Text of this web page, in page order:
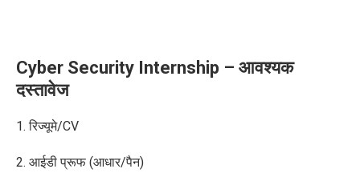
Cyber Security Internship – आवश्यक
दस्तावेज
1. रिज्यूमे/CV
2. आईडी प्रूफ (आधार/पैन)